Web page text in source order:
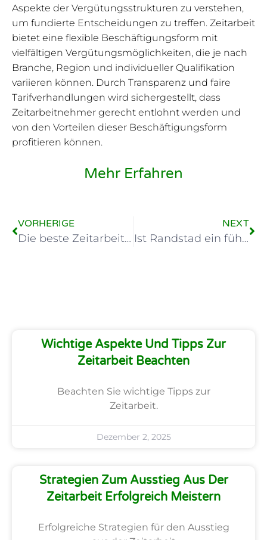
Aspekte der Vergütungsstrukturen zu verstehen,
um fundierte Entscheidungen zu treffen. Zeitarbeit
bietet eine flexible Beschäftigungsform mit
vielfältigen Vergütungsmöglichkeiten, die je nach
Branche, Region und individueller Qualifikation
variieren können. Durch Transparenz und faire
Tarifverhandlungen wird sichergestellt, dass
Zeitarbeitnehmer gerecht entlohnt werden und
von den Vorteilen dieser Beschäftigungsform
profitieren können.
Mehr Erfahren
VORHERIGE
Die beste Zeitarbeitsfirma: Ein umfassender Vergleich
NEXT
Ist Randstad ein führender Anbieter von Zeitarbeit?
Wichtige Aspekte Und Tipps Zur
Zeitarbeit Beachten
Beachten Sie wichtige Tipps zur
Zeitarbeit.
Dezember 2, 2025
Strategien Zum Ausstieg Aus Der
Zeitarbeit Erfolgreich Meistern
Erfolgreiche Strategien für den Ausstieg